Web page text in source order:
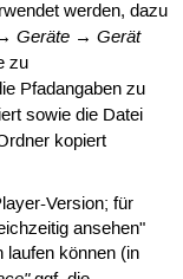
werden, dazu
Geräte → Gerät
zu
Pfadangaben zu
sowie die Datei
kopiert
Version; für
ansehen"
laufen können (in